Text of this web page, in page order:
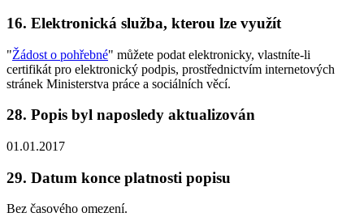
16. Elektronická služba, kterou lze využít
"Žádost o pohřebné" můžete podat elektronicky, vlastníte-li
certifikát pro elektronický podpis, prostřednictvím internetových
stránek Ministerstva práce a sociálních věcí.
28. Popis byl naposledy aktualizován
01.01.2017
29. Datum konce platnosti popisu
Bez časového omezení.